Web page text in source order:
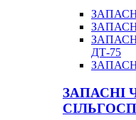
ДТ-75
ЗАПАСНІ